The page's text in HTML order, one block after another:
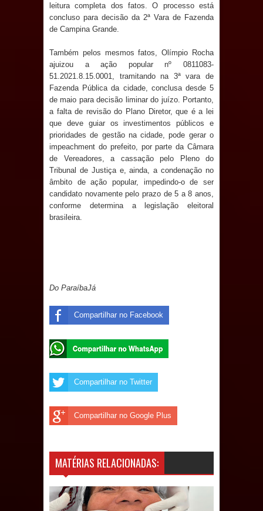
Prefeito Major Sidnei busca em
Brasília recursos para nova Casa de
Acolhida e CRAS de Sapé
Denise Ribeiro toma posse no
Diretório Nacional do PDT durante
Convenção em Brasília
Dois Gigantes da Poesia Paraibana
inspiram a IV FEIRA LITERÁRIA DO
BREJO em Guarabira
Mari marca presença no maior
evento de saúde pública do planeta
com foco na qualificação dos
MULUNGU: Servidora revela
Ribeiro e prática repudiável revolta
população
leitura completa dos fatos. O processo está
concluso para decisão da 2ª Vara de Fazenda
de Campina Grande.
Também pelos mesmos fatos, Olímpio Rocha
ajuizou a ação popular nº 0811083-
51.2021.8.15.0001, tramitando na 3ª vara de
Fazenda Pública da cidade, conclusa desde 5
de maio para decisão liminar do juízo. Portanto,
a falta de revisão do Plano Diretor, que é a lei
que deve guiar os investimentos públicos e
prioridades de gestão na cidade, pode gerar o
impeachment do prefeito, por parte da Câmara
de Vereadores, a cassação pelo Pleno do
Tribunal de Justiça e, ainda, a condenação no
âmbito de ação popular, impedindo-o de ser
candidato novamente pelo prazo de 5 a 8 anos,
conforme determina a legislação eleitoral
brasileira.
Do ParaíbaJá
Compartilhar no Facebook
Compartilhar no Twitter
Compartilhar no Google Plus
MATÉRIAS RELACIONADAS: